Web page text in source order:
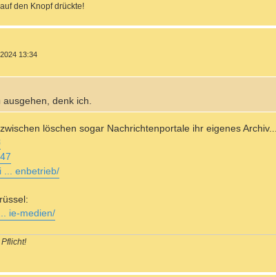
den Knopf drückte!
13:34
denk ich.
löschen sogar Nachrichtenportale ihr eigenes Archiv...
... enbetrieb/
ie-medien/